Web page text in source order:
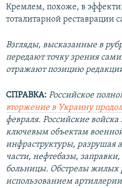
Кремлем, похоже, в
тоталитарной реставрации
Взгляды, высказанные в
передают точку зрения
отражают позицию
СПРАВКА: Российское
вторжение в Украину
февраля. Российские
ключевым объектам
инфраструктуры, разрушая
части, нефтебазы,
больницы. Обстрелы жилых
использованием